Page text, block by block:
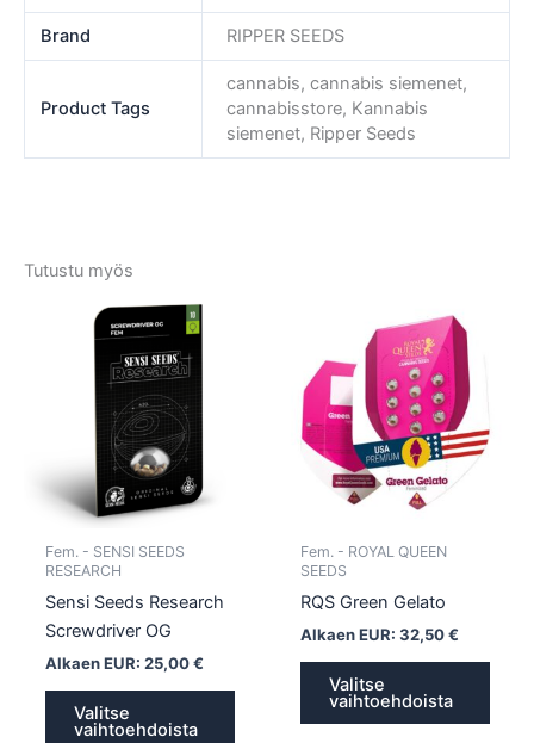
Brand RIPPER SEEDS
Product Tags
cannabis, cannabis siemenet,
cannabisstore, Kannabis
siemenet, Ripper Seeds
Tutustu myös
Fem. - SENSI SEEDS
RESEARCH
Sensi Seeds Research
Screwdriver OG
Alkaen EUR: 25,00€
Valitse
vaihtoehdoista
muunnelma.
Fem. - ROYAL QUEEN
SEEDS
RQS Green Gelato
Alkaen EUR: 32,50€
Valitse
vaihtoehdoista